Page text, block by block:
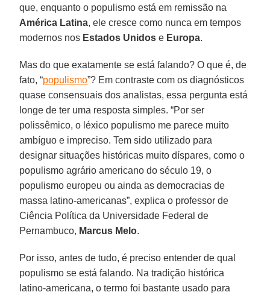
que, enquanto o populismo está em remissão na
América Latina, ele cresce como nunca em tempos
modernos nos Estados Unidos e Europa.
Mas do que exatamente se está falando? O que é, de
fato, “populismo”? Em contraste com os diagnósticos
quase consensuais dos analistas, essa pergunta está
longe de ter uma resposta simples. “Por ser
polissêmico, o léxico populismo me parece muito
ambíguo e impreciso. Tem sido utilizado para
designar situações históricas muito díspares, como o
populismo agrário americano do século 19, o
populismo europeu ou ainda as democracias de
massa latino-americanas”, explica o professor de
Ciência Política da Universidade Federal de
Pernambuco, Marcus Melo.
Por isso, antes de tudo, é preciso entender de qual
populismo se está falando. Na tradição histórica
latino-americana, o termo foi bastante usado para